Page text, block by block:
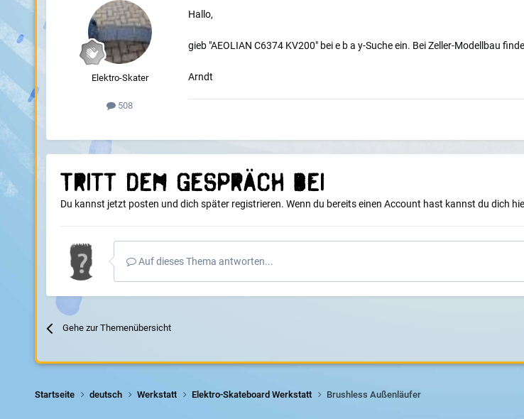
Elektro-Skater
508
Hallo,
gieb "AEOLIAN C6374 KV200" bei e b a y-Suche ein. Bei Zeller-Modellbau
Arndt
Tritt dem Gespräch bei
Du kannst jetzt posten und dich später registrieren. Wenn du bereits einen Account hast kannst du dich
Auf dieses Thema antworten...
Gehe zur Themenübersicht
Startseite deutsch Werkstatt Elektro-Skateboard Werkstatt Brushless Außenläufer